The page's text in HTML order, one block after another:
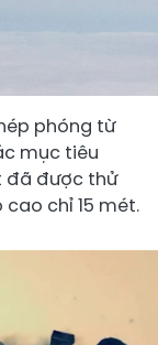
phóng từ
mục tiêu
đã được thử
chỉ 15 mét.